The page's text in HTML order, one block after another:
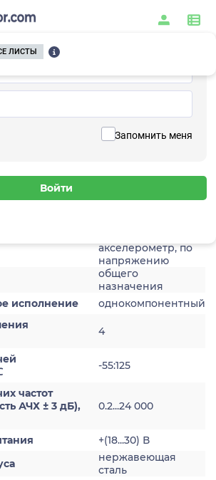
Запомнить меня
ЛИСТЫ
измерительные приборы и автоматика / Датчики /
Виброускорения / 1V122HB-30
акселерометр, по
напряжению
общего
назначения
исполнение
однокомпонентный
4
-55:125
частот
АЧХ ± 3 дБ),
0.2...24 000
+(18...30) В
нержавеющая
сталь